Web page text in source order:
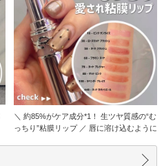
＼ 約85%がケア成分*1！ 生ツヤ質感の“む
っちり”粘膜リップ ／ 唇に溶け込むように